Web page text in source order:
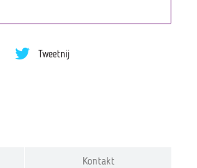
Tweetnij
Kontakt